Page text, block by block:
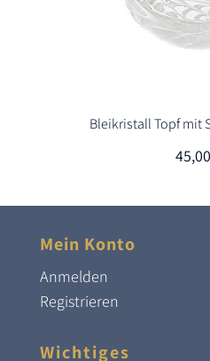
Bleikristall Topf mit
45,00
Mein Konto
Anmelden
Registrieren
Wichtiges